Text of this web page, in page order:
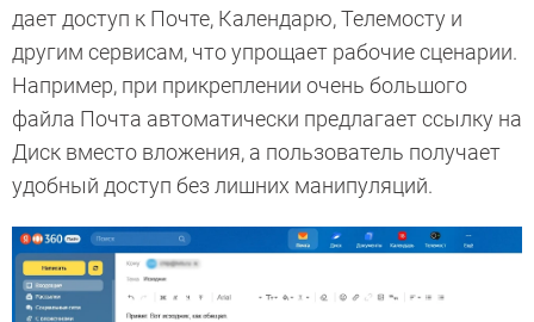
дает доступ к Почте, Календарю, Телемосту и
другим сервисам, что упрощает рабочие сценарии.
Например, при прикреплении очень большого
файла Почта автоматически предлагает ссылку на
Диск вместо вложения, а пользователь получает
удобный доступ без лишних манипуляций.